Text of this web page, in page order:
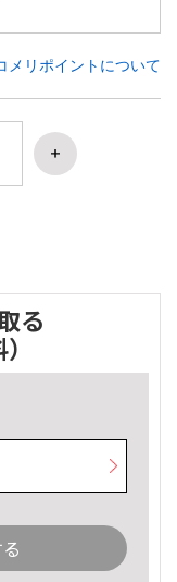
メリポイントについて
る